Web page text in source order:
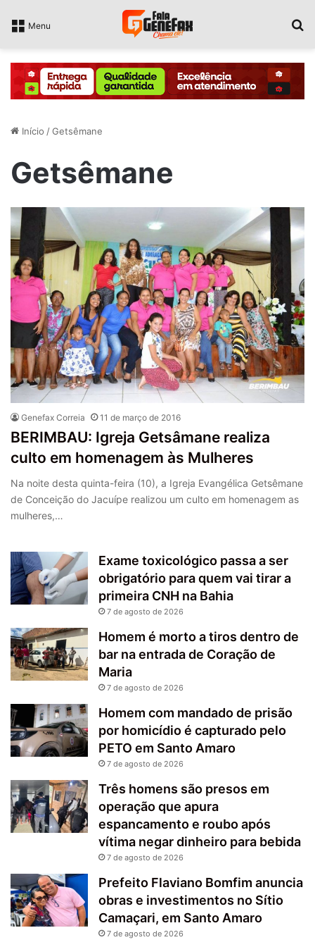
Menu
Início /Getsêmane
Getsêmane
Genefax Correia 11 de março de 2016
BERIMBAU: Igreja Getsâmane realiza
culto em homenagem às Mulheres
Na noite desta quinta-feira (10), a Igreja Evangélica Getsêmane
de Conceição do Jacuípe realizou um culto em homenagem as
mulheres,…
Exame toxicológico passa a ser
obrigatório para quem vai tirar a
primeira CNH na Bahia
7 de agosto de 2026
Homem é morto a tiros dentro de
bar na entrada de Coração de
Maria
7 de agosto de 2026
Homem com mandado de prisão
por homicídio é capturado pelo
PETO em Santo Amaro
7 de agosto de 2026
Três homens são presos em
operação que apura
espancamento e roubo após
vítima negar dinheiro para bebida
7 de agosto de 2026
Prefeito Flaviano Bomfim anuncia
obras e investimentos no Sítio
Camaçari, em Santo Amaro
7 de agosto de 2026